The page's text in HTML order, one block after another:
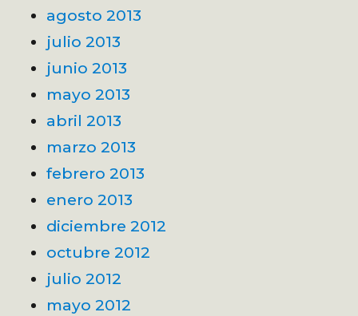
agosto 2013
julio 2013
junio 2013
mayo 2013
abril 2013
marzo 2013
febrero 2013
enero 2013
diciembre 2012
octubre 2012
julio 2012
mayo 2012